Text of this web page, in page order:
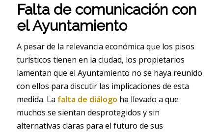
Falta de comunicación con
el Ayuntamiento
A pesar de la relevancia económica que los pisos
turísticos tienen en la ciudad, los propietarios
lamentan que el Ayuntamiento no se haya reunido
con ellos para discutir las implicaciones de esta
medida. La falta de diálogo ha llevado a que
muchos se sientan desprotegidos y sin
alternativas claras para el futuro de sus